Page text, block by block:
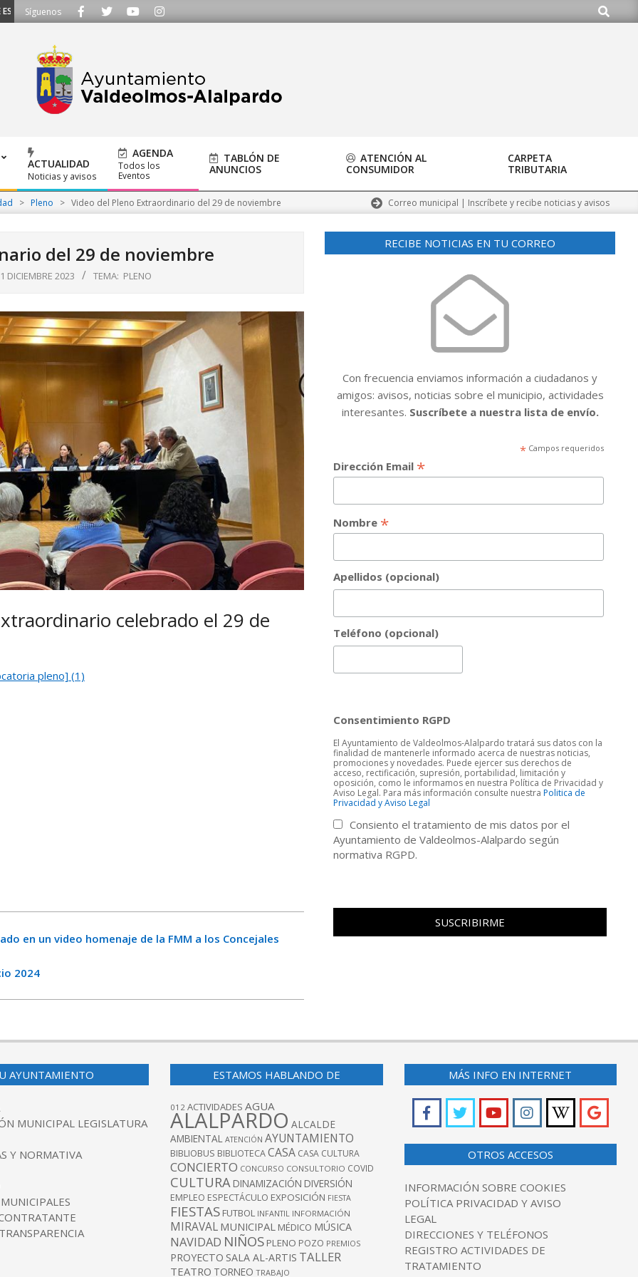
- Llámanos al 91 620 21 53 o escríbenos a ayuntamiento@alalpardo.org
Síguenos Buscar
ACTUALIDAD
Noticias y avisos
AGENDA
Todos los
Eventos
TABLÓN DE
ANUNCIOS
ATENCIÓN AL
CONSUMIDOR
CARPETA
TRIBUTARIA
> Pleno > Video del Pleno Extraordinario del 29 de noviembre Correo municipal | Inscríbete y recibe noticias y avisos
del 29 de noviembre
1 DICIEMBRE 2023 TEMA: PLENO
celebrado el 29 de
pleno] (1)
en un video homenaje de la FMM a los Concejales
2024
RECIBE NOTICIAS EN TU CORREO
Con frecuencia enviamos información a ciudadanos y
amigos: avisos, noticias sobre el municipio, actividades
interesantes. Suscríbete a nuestra lista de envío.
* Campos requeridos
Dirección Email *
Nombre *
Apellidos (opcional)
Teléfono (opcional)
Consentimiento RGPD
El Ayuntamiento de Valdeolmos-Alalpardo tratará sus datos con la
finalidad de mantenerle informado acerca de nuestras noticias,
promociones y novedades. Puede ejercer sus derechos de
acceso, rectificación, supresión, portabilidad, limitación y
oposición, como le informamos en nuestra Política de Privacidad y
Aviso Legal. Para más información consulte nuestraPolitica de
Privacidad y Aviso Legal
Consiento el tratamiento de mis datos por el
Ayuntamiento de Valdeolmos-Alalpardo según
normativa RGPD.
AYUNTAMIENTO
MUNICIPAL LEGISLATURA
Y NORMATIVA
ESTAMOS HABLANDO DE
012 ACTIVIDADES AGUA
ALALPARDO ALCALDE
AMBIENTAL ATENCIÓN AYUNTAMIENTO
BIBLIOBUS BIBLIOTECACASA CASA CULTURA
CONCIERTO CONCURSO CONSULTORIO COVID
CULTURA DINAMIZACIÓN DIVERSIÓN
EMPLEO ESPECTÁCULO EXPOSICIÓN FIESTA
FIESTAS FUTBOL INFANTIL INFORMACIÓN
MIRAVAL MUNICIPAL MÉDICO MÚSICA
NAVIDAD NIÑOS PLENO POZO PREMIOS
PROYECTO SALA AL-ARTIS TALLER
TEATRO TORNEO TRABAJO
MÁS INFO EN INTERNET
OTROS ACCESOS
INFORMACIÓN SOBRE COOKIES
POLÍTICA PRIVACIDAD Y AVISO
LEGAL
DIRECCIONES Y TELÉFONOS
REGISTRO ACTIVIDADES DE
TRATAMIENTO